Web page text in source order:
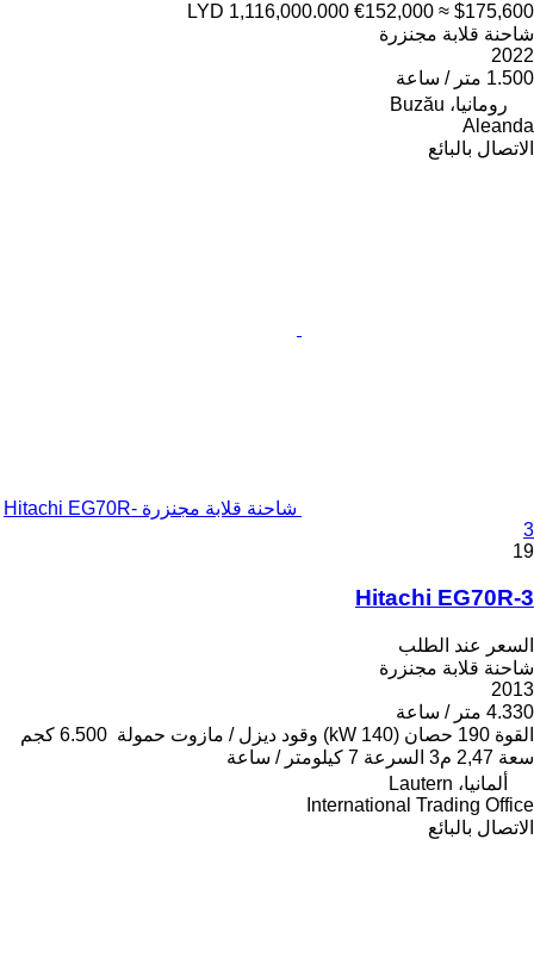
LYD 1,116,000.000 €152,000 ≈ $175,600
شاحنة قلابة مجنزرة
2022
1.500 متر / ساعة
رومانيا، Buzău
Aleanda
الاتصال بالبائع
شاحنة قلابة مجنزرة Hitachi EG70R-
3
19
Hitachi EG70R-3
السعر عند الطلب
شاحنة قلابة مجنزرة
2013
4.330 متر / ساعة
القوة 190 حصان (140 kW) وقود ديزل / مازوت حمولة 6.500 كجم
سعة 2,47 م3 السرعة 7 كيلومتر / ساعة
ألمانيا، Lautern
International Trading Office
الاتصال بالبائع